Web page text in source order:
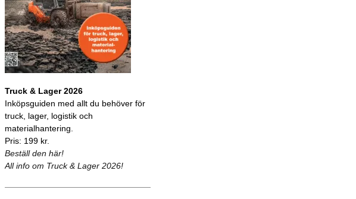
Truck & Lager 2026
Inköpsguiden med allt du behöver för
truck, lager, logistik och
materialhantering.
Pris: 199 kr.
Beställ den här!
All info om Truck & Lager 2026!